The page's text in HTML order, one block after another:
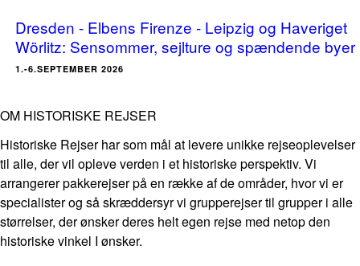
Dresden - Elbens Firenze - Leipzig og Haveriget
Wörlitz: Sensommer, sejlture og spændende byer
1.-6.SEPTEMBER 2026
OM HISTORISKE REJSER
Historiske Rejser har som mål at levere unikke rejseoplevelser
til alle, der vil opleve verden i et historiske perspektiv. Vi
arrangerer pakkerejser på en række af de områder, hvor vi er
specialister og så skræddersyr vi grupperejser til grupper i alle
størrelser, der ønsker deres helt egen rejse med netop den
historiske vinkel I ønsker.